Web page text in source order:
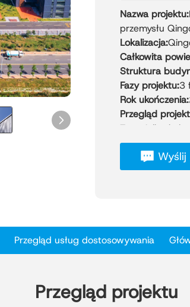
Nazwa projektu:
przemysłu
Lokalizacja:
Całkowita
Struktura
Fazy ​​projektu:3
Rok ukończenia:
Przegląd
Ten
produkcji.
fundament pod
Projekt
dział badań i
warsztatu
konstrukcyjną,
Przegląd usług dostosowywania
Przegląd projektu